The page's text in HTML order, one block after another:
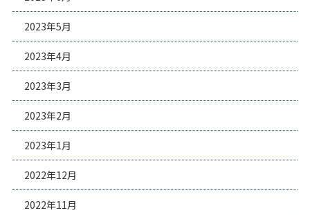
2023年5月
2023年4月
2023年3月
2023年2月
2023年1月
2022年12月
2022年11月